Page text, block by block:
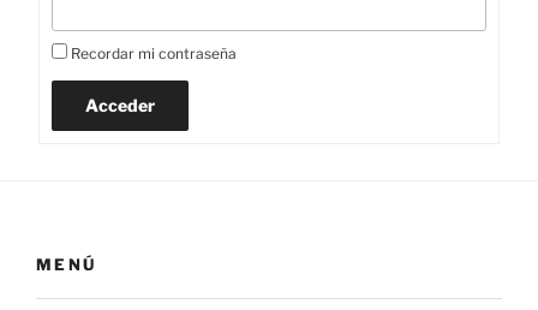
Recordar mi contraseña
Acceder
MENÚ